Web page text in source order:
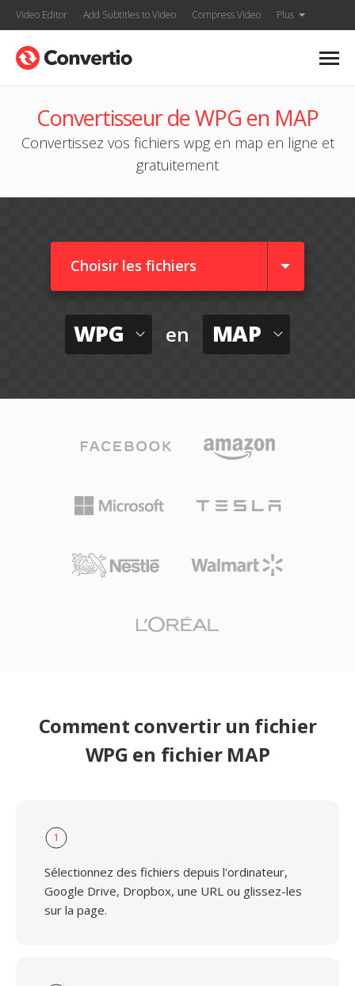
Video Editor Add Subtitles to Video Compress Video Plus
Convertisseur de WPG en MAP
Convertissez vos fichiers wpg en map en ligne et
gratuitement
Choisir les fichiers
WPG en MAP
Comment convertir un fichier
WPG en fichier MAP
1
Sélectionnez des fichiers depuis l'ordinateur,
Google Drive, Dropbox, une URL ou glissez-les
sur la page.